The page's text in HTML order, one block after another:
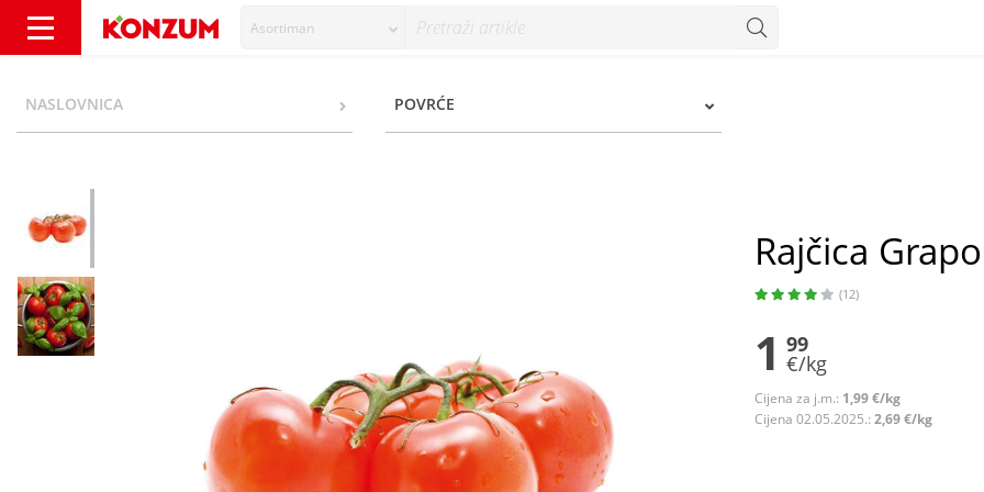
Asortiman
NASLOVNICA POVRĆE
Rajčica
(12)
1 99
€/kg
Cijena za j.m.: 1,99 €/kg
Cijena 02.05.2025.: 2,69 €/kg